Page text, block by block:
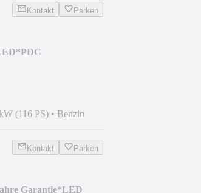
Kontakt Parken
(116 PS) • Benzin
Kontakt Parken
Garantie*LED